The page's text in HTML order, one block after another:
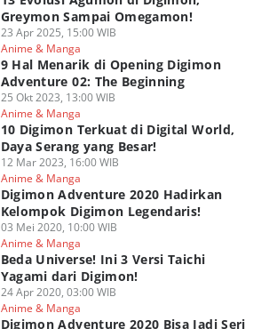
Greymon Sampai Omegamon!
23 Apr 2025, 15:00 WIB
Anime & Manga
9 Hal Menarik di Opening Digimon
Adventure 02: The Beginning
25 Okt 2023, 13:00 WIB
Anime & Manga
10 Digimon Terkuat di Digital World,
Daya Serang yang Besar!
12 Mar 2023, 16:00 WIB
Anime & Manga
Digimon Adventure 2020 Hadirkan
Kelompok Digimon Legendaris!
03 Mei 2020, 10:00 WIB
Anime & Manga
Beda Universe! Ini 3 Versi Taichi
Yagami dari Digimon!
24 Apr 2020, 03:00 WIB
Anime & Manga
Digimon Adventure 2020 Bisa Jadi Seri